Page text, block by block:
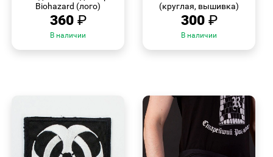
Biohazard (лого)
360 ₽
В наличии
(круглая, вышивка)
300 ₽
В наличии